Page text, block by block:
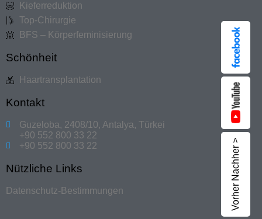
Kieferreduktion
Top-Chirurgie
BFS – Körperfeminisierung
Schönheit
Haartransplantation
Kontakt
Guzeloba, 2408/10, Antalya, Türkei
+90 552 800 33 22
+90 552 800 33 22
Nützliche Links
Datenschutz-Bestimmungen Vorher Nachher >